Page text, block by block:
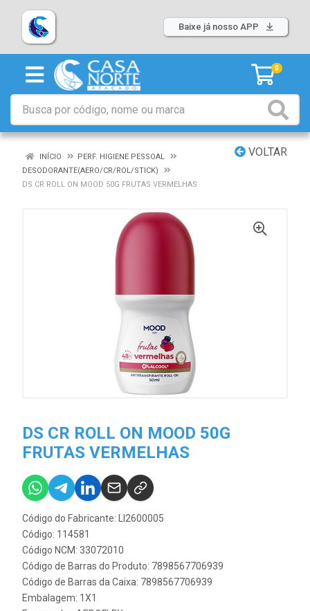
Baixe já nosso APP
0
VOLTAR
INÍCIO
PERF. HIGIENE PESSOAL
DESODORANTE(AERO/CR/ROL/STICK)
DS CR ROLL ON MOOD 50G FRUTAS VERMELHAS
DS CR ROLL ON MOOD 50G
FRUTAS VERMELHAS
Código do Fabricante: LI2600005
Código: 114581
Código NCM: 33072010
Código de Barras do Produto: 7898567706939
Código de Barras da Caixa: 7898567706939
Embalagem: 1X1